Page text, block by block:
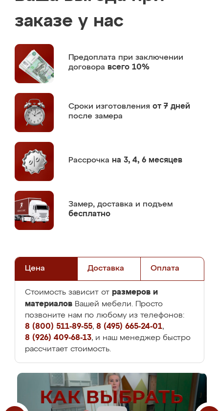
заказе у нас
Предоплата при заключении
договора всего 10%
Сроки изготовления от 7 дней
после замера
Рассрочка на 3, 4, 6 месяцев
Замер, доставка и подъем
бесплатно
Цена Доставка Оплата
Стоимость зависит от размеров и
материалов Вашей мебели. Просто
позвоните нам по любому из телефонов:
8 (800) 511-89-55, 8 (495) 665-24-01,
8 (926) 409-68-13, и наш менеджер быстро
рассчитает стоимость.